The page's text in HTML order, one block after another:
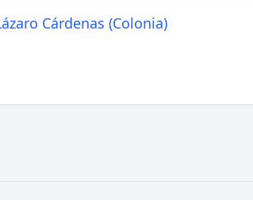
Cárdenas (Colonia)